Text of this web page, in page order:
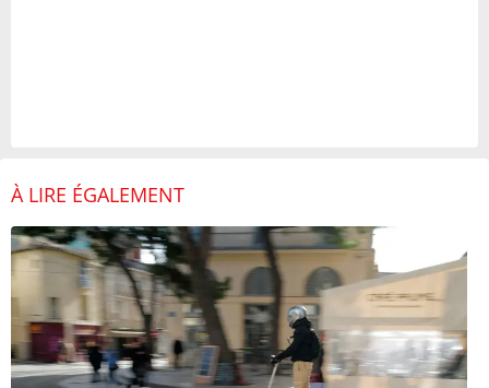
À LIRE ÉGALEMENT